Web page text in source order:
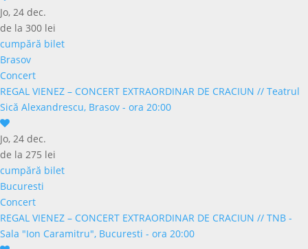
Jo, 24 dec.
de la 300 lei
cumpără bilet
Brasov
Concert
REGAL VIENEZ – CONCERT EXTRAORDINAR DE CRACIUN // Teatrul
Sică Alexandrescu, Brasov - ora 20:00
Jo, 24 dec.
de la 275 lei
cumpără bilet
Bucuresti
Concert
REGAL VIENEZ – CONCERT EXTRAORDINAR DE CRACIUN // TNB -
Sala "Ion Caramitru", Bucuresti - ora 20:00